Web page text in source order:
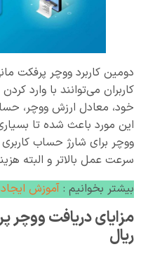
دومین کاربرد ووچر پرفکت
کاربران می‌توانند با وارد
خود، معادل ارزش ووچر،
این مورد باعث شده تا بسیاری
ووچر برای شارژ حساب
سرعت عمل بالاتر و البته
بیشتر بخوانیم : آموزش
مزایای دریافت ووچر
ریال